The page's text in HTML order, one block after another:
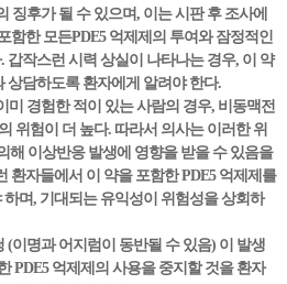
징후가 될 수 있으며, 이는 시판 후 조사에
함한 모든PDE5 억제제의 투여와 잠정적인
갑작스런 시력 상실이 나타나는 경우, 이 약
상담하도록 환자에게 알려야 한다.
미 경험한 적이 있는 사람의 경우, 비동맥전
위험이 더 높다. 따라서 의사는 이러한 위
해 이상반응 발생에 영향을 받을 수 있음을
환자들에서 이 약을 포함한 PDE5 억제제를
며, 기대되는 유익성이 위험성을 상회하
(이명과 어지럼이 동반될 수 있음) 이 발생
PDE5 억제제의 사용을 중지할 것을 환자